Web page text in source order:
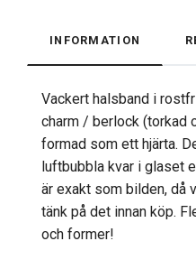
INFORMATION
Vackert halsband i
charm / berlock (torkad
formad som ett hjärta.
luftbubbla kvar i glaset
är exakt som bilden, då
tänk på det innan köp.
och former!